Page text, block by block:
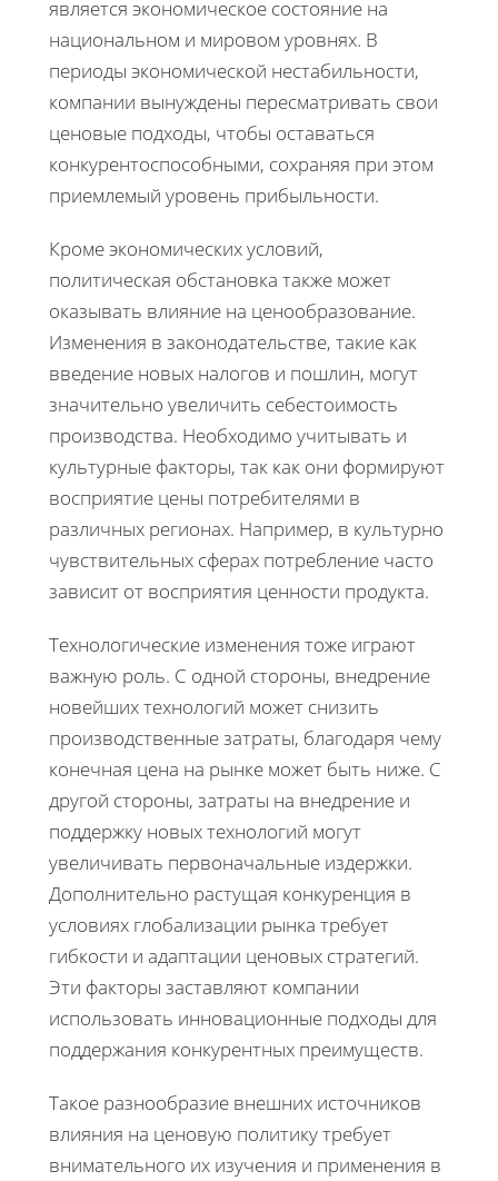
является экономическое состояние на
национальном и мировом уровнях. В
периоды экономической нестабильности,
компании вынуждены пересматривать свои
ценовые подходы, чтобы оставаться
конкурентоспособными, сохраняя при этом
приемлемый уровень прибыльности.
Кроме экономических условий,
политическая обстановка также может
оказывать влияние на ценообразование.
Изменения в законодательстве, такие как
введение новых налогов и пошлин, могут
значительно увеличить себестоимость
производства. Необходимо учитывать и
культурные факторы, так как они формируют
восприятие цены потребителями в
различных регионах. Например, в культурно
чувствительных сферах потребление часто
зависит от восприятия ценности продукта.
Технологические изменения тоже играют
важную роль. С одной стороны, внедрение
новейших технологий может снизить
производственные затраты, благодаря чему
конечная цена на рынке может быть ниже. С
другой стороны, затраты на внедрение и
поддержку новых технологий могут
увеличивать первоначальные издержки.
Дополнительно растущая конкуренция в
условиях глобализации рынка требует
гибкости и адаптации ценовых стратегий.
Эти факторы заставляют компании
использовать инновационные подходы для
поддержания конкурентных преимуществ.
Такое разнообразие внешних источников
влияния на ценовую политику требует
внимательного их изучения и применения в